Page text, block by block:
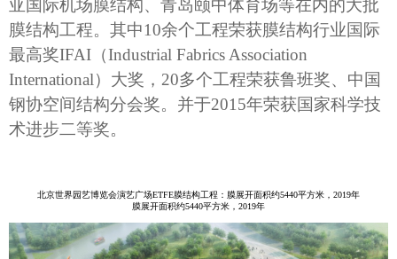
亚国际机场膜结构、青岛颐中体育场等在内的大批
膜结构工程。其中10余个工程荣获膜结构行业国际
最高奖IFAI（Industrial Fabrics Association
International）大奖，20多个工程荣获鲁班奖、中国
钢协空间结构分会奖。并于2015年荣获国家科学技
术进步二等奖。
北京世界园艺博览会演艺广场ETFE膜结构工程：膜展开面积约5440平方米，2019年
膜展开面积约5440平方米，2019年